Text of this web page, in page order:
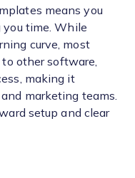
means you
time. While
curve, most
other software,
making it
marketing teams.
setup and clear